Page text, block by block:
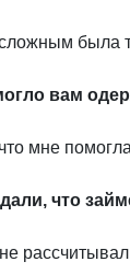
была
вам
мне помогла
что